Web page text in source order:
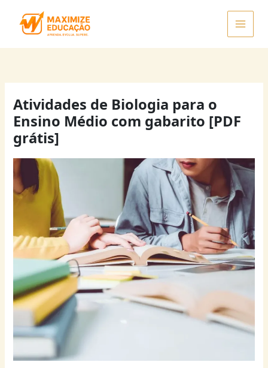
Atividades de Biologia para o
Ensino Médio com gabarito [PDF
grátis]